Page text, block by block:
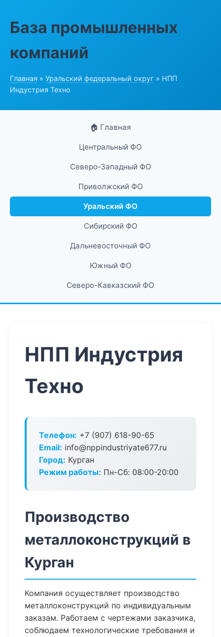
База промышленных
компаний
Главная » Уральский федеральный округ » НПП
Индустрия Техно
🏠 Главная
Центральный ФО
Северо-Западный ФО
Приволжский ФО
Уральский ФО
Сибирский ФО
Дальневосточный ФО
Южный ФО
Северо-Кавказский ФО
НПП Индустрия
Техно
Телефон: +7 (907) 618-90-65
Email: info@nppindustriyate677.ru
Город: Курган
Режим работы: Пн-Сб: 08:00-20:00
Производство
металлоконструкций в
Курган
Компания осуществляет производство
металлоконструкций по индивидуальным
заказам. Работаем с чертежами заказчика,
соблюдаем технологические требования и